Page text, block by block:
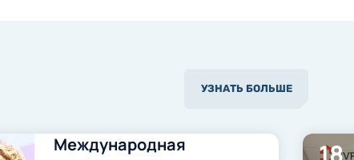
УЗНАТЬ БОЛЬШЕ
Международная